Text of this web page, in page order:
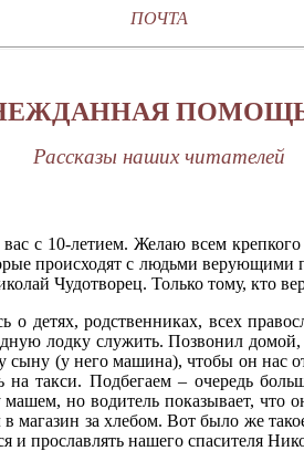
ПОЧТА
Рассказы наших читателей
с 10-летием. Желаю всем
происходят с людьми
Чудотворец. Только тому, кто
о детях, родственниках, всех
лодку служить. Позвонил
(у него машина), чтобы он нас
такси. Подбегаем – очередь
но водитель показывает, что
магазин за хлебом. Вот было же
прославлять нашего спасителя